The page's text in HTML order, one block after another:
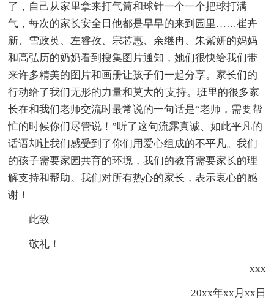
了，自己从家里拿来打气筒和球针一个一个把球打满
气，每次的家长安全日他都是早早的来到园里……崔卉
新、雪政英、左睿孜、宗芯惠、余继冉、朱紫妍的妈妈
和高弘历的奶奶看到搜集图片通知，她们很快给我们带
来许多精美的图片和画册让孩子们一起分享。家长们的
行动给了我们无形的力量和莫大的'支持。班里的很多家
长在和我们老师交流时最常说的一句话是“老师，需要帮
忙的时候你们尽管说！”听了这句流露真诚、如此平凡的
话语却让我们感受到了你们用爱心组成的不平凡。我们
的孩子需要家园共育的环境，我们的教育需要家长的理
解支持和帮助。我们对所有热心的家长，表示衷心的感
谢！
此致
敬礼！
xxx
20xx年xx月xx日